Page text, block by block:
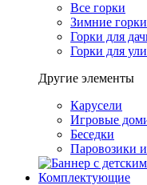
Все горки
Зимние горки
Горки для
Горки для
Другие элементы
Карусели
Игровые
Беседки
Паровозики
Комплектующие